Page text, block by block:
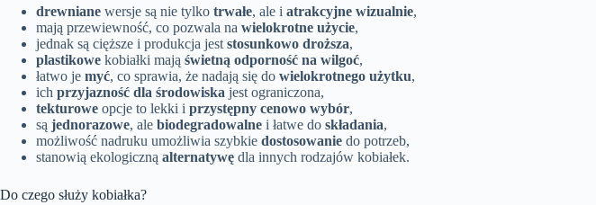
drewniane wersje są nie tylko trwałe, ale i atrakcyjne wizualnie,
mają przewiewność, co pozwala na wielokrotne użycie,
jednak są cięższe i produkcja jest stosunkowo droższa,
plastikowe kobiałki mają świetną odporność na wilgoć,
łatwo je myć, co sprawia, że nadają się do wielokrotnego użytku,
ich przyjazność dla środowiska jest ograniczona,
tekturowe opcje to lekki i przystępny cenowo wybór,
są jednorazowe, ale biodegradowalne i łatwe do składania,
możliwość nadruku umożliwia szybkie dostosowanie do potrzeb,
stanowią ekologiczną alternatywę dla innych rodzajów kobiałek.
Do czego służy kobiałka?